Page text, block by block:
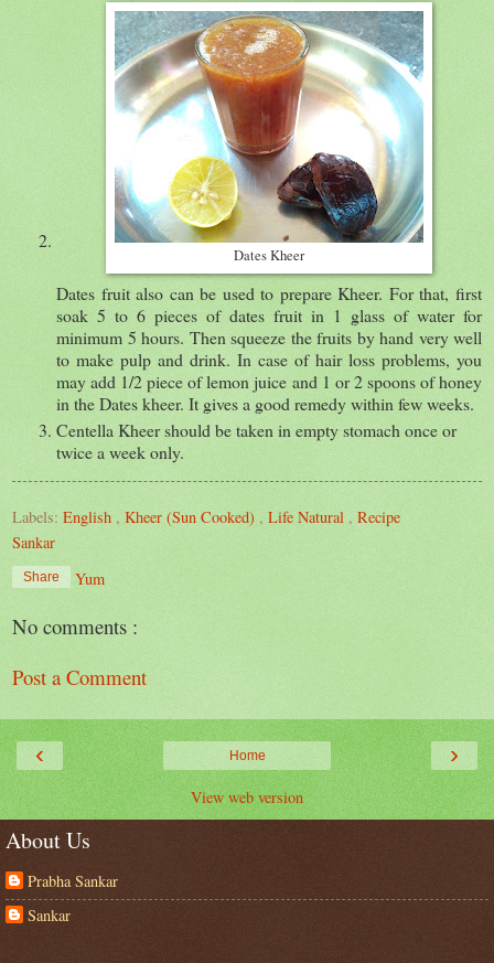
Dates Kheer
Dates fruit also can be used to prepare Kheer. For that, first
soak 5 to 6 pieces of dates fruit in 1 glass of water for
minimum 5 hours. Then squeeze the fruits by hand very well
to make pulp and drink. In case of hair loss problems, you
may add 1/2 piece of lemon juice and 1 or 2 spoons of honey
in the Dates kheer. It gives a good remedy within few weeks.
Centella Kheer should be taken in empty stomach once or
twice a week only.
Labels: English , Kheer (Sun Cooked) , Life Natural , Recipe
Sankar
Share Yum
No comments :
Post a Comment
‹ ›
Home
View web version
About Us
Prabha Sankar
Sankar